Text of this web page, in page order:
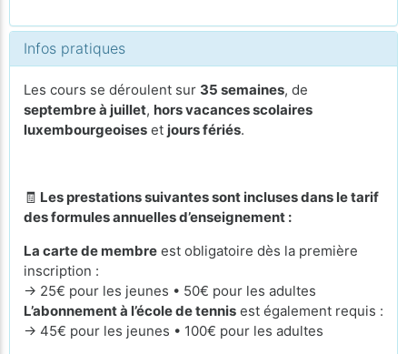
Infos pratiques
Les cours se déroulent sur 35 semaines, de
septembre à juillet, hors vacances scolaires
luxembourgeoises et jours fériés.
🧾 Les prestations suivantes sont incluses dans le tarif
des formules annuelles d’enseignement :
La carte de membre est obligatoire dès la première
inscription :
→ 25€ pour les jeunes • 50€ pour les adultes
L’abonnement à l’école de tennis est également requis :
→ 45€ pour les jeunes • 100€ pour les adultes